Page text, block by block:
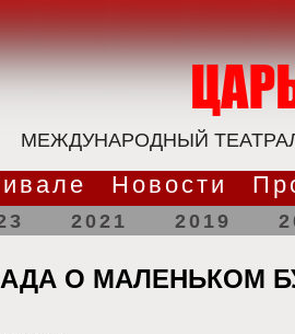
МЕЖДУНАРОДНЫЙ
Новости
2021 2019
О МАЛЕНЬКОМ